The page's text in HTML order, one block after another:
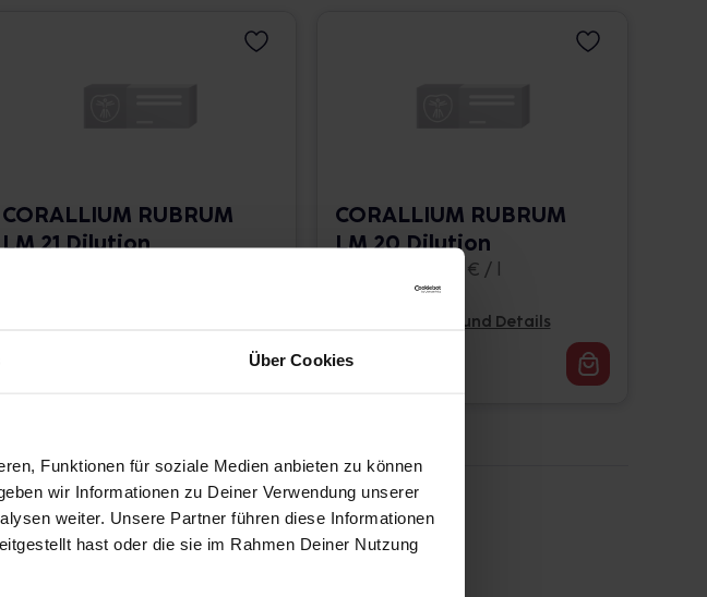
Über Cookies
Funktionen für soziale Medien anbieten zu können
wir Informationen zu Deiner Verwendung unserer
weiter. Unsere Partner führen diese Informationen
hast oder die sie im Rahmen Deiner Nutzung
CORALLIUM RUBRUM
LM 21 Dilution
CORALLIUM RUBRUM
LM 20 Dilution
10 ml • 1.662,00 € / l
Pflichtangaben und Details
16,62